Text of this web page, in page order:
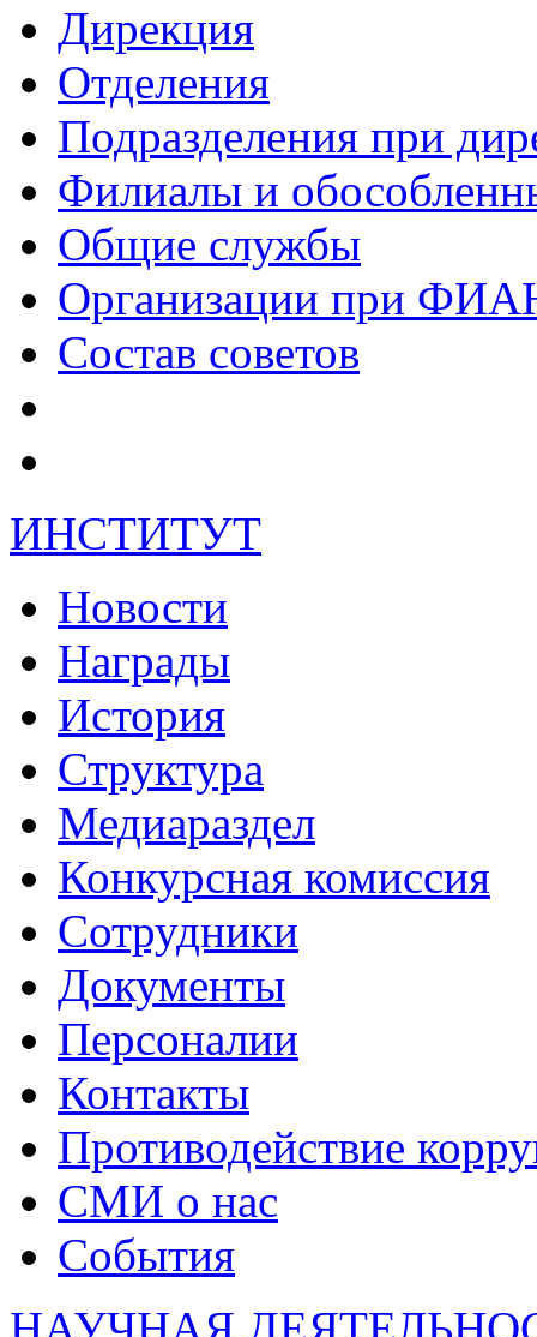
Дирекция
Отделения
Подразделения при
Филиалы и
Общие службы
Организации при
Состав советов
ИНСТИТУТ
Новости
Награды
История
Структура
Медиараздел
Конкурсная комиссия
Сотрудники
Документы
Персоналии
Контакты
Противодействие
СМИ о нас
События